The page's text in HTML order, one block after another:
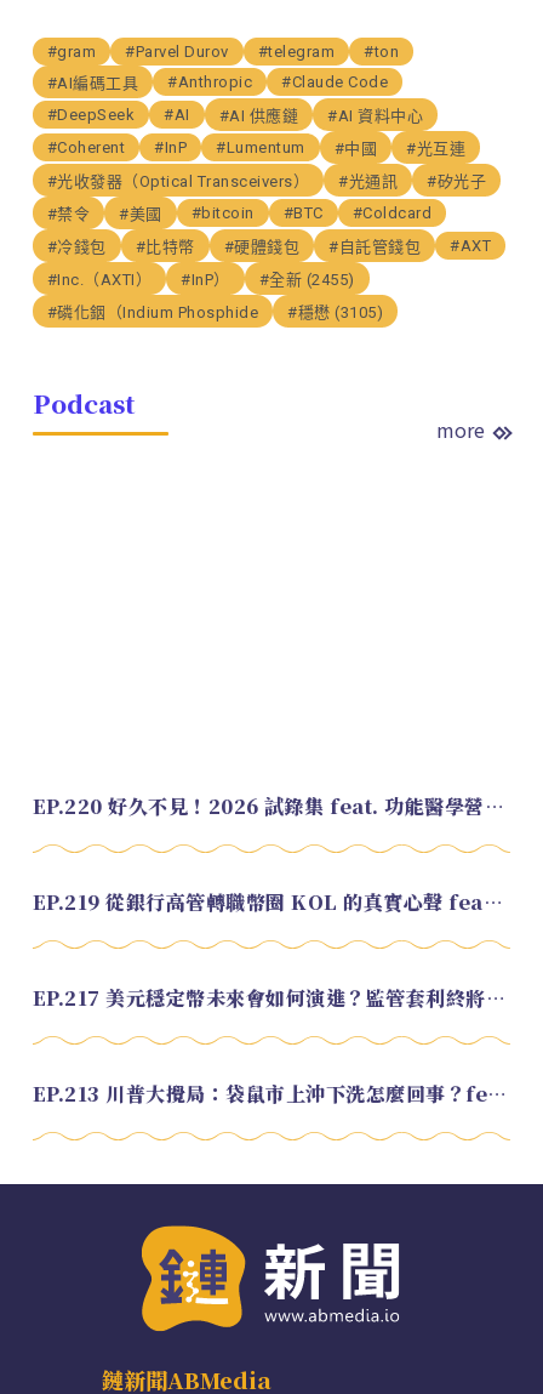
#gram #Parvel Durov #telegram
#ton
#AI編碼工具
#Anthropic
#Claude Code
#DeepSeek
#AI #AI 供應鏈
#AI 資料中心
#Coherent
#InP #Lumentum #中國
#光互連
#光收發器（Optical Transceivers）
#光通訊
#矽光子
#禁令
#美國 #bitcoin #BTC
#Coldcard
#冷錢包
#比特幣 #硬體錢包 #自託管錢包
#AXT
#Inc.（AXTI）
#InP）
#全新 (2455)
#磷化銦（Indium Phosphide
#穩懋 (3105)
Podcast
more
EP.220 好久不見！2026 試錄集 feat. 功能醫學營養師 美寶
EP.219 從銀行高管轉職幣圈 KOL 的真實心聲 feat.龜大
EP.217 美元穩定幣未來會如何演進？監管套利終將收斂？feat. 研究員 余哲安
EP.213 川普大攪局：袋鼠市上沖下洗怎麼回事？feat. Alvin
鏈新聞ABMedia